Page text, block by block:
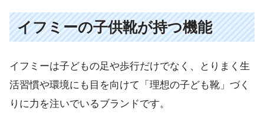
イフミーの子供靴が持つ機能
イフミーは子どもの足や歩行だけでなく、とりまく生
活習慣や環境にも目を向けて「理想の子ども靴」づく
りに力を注いでいるブランドです。